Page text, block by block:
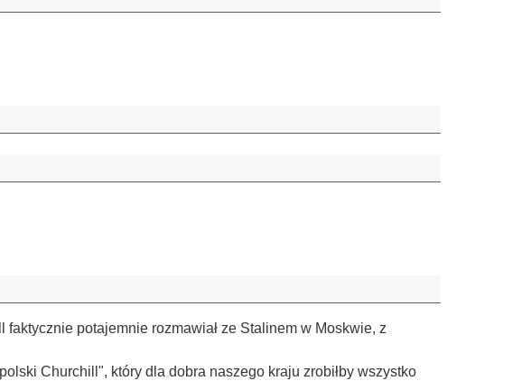
potajemnie rozmawiał ze Stalinem w Moskwie, z
Churchill", który dla dobra naszego kraju zrobiłby wszystko